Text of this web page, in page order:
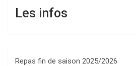
Les infos
Repas fin de saison 2025/2026